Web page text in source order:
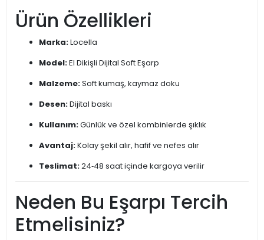
Ürün Özellikleri
Marka:Locella
Model:El Dikişli Dijital Soft Eşarp
Malzeme:Soft kumaş, kaymaz doku
Desen:Dijital baskı
Kullanım:Günlük ve özel kombinlerde şıklık
Avantaj:Kolay şekil alır, hafif ve nefes alır
Teslimat:24‑48 saat içinde kargoya verilir
Neden Bu Eşarpı Tercih
Etmelisiniz?